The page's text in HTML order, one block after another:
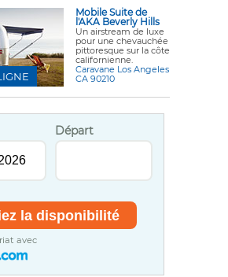
Mobile Suite de
l'AKA Beverly Hills
Un airstream de luxe
pour une chevauchée
pittoresque sur la côte
californienne.
Caravane Los Angeles
CA 90210
Départ
avec